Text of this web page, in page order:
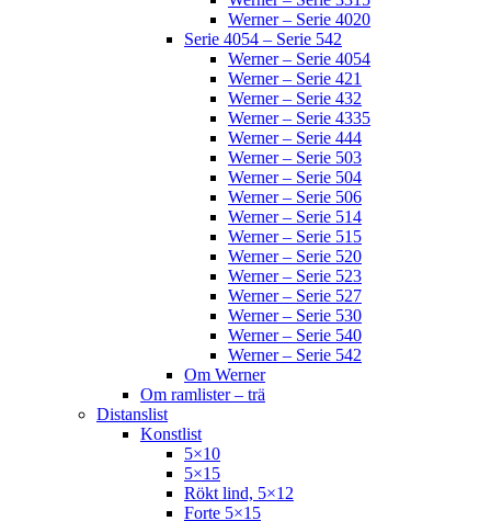
Werner – Serie 4020
Serie 4054 – Serie 542
Werner – Serie 4054
Werner – Serie 421
Werner – Serie 432
Werner – Serie 4335
Werner – Serie 444
Werner – Serie 503
Werner – Serie 504
Werner – Serie 506
Werner – Serie 514
Werner – Serie 515
Werner – Serie 520
Werner – Serie 523
Werner – Serie 527
Werner – Serie 530
Werner – Serie 540
Werner – Serie 542
Om Werner
Om ramlister – trä
Distanslist
Konstlist
5×10
5×15
Rökt lind, 5×12
Forte 5×15